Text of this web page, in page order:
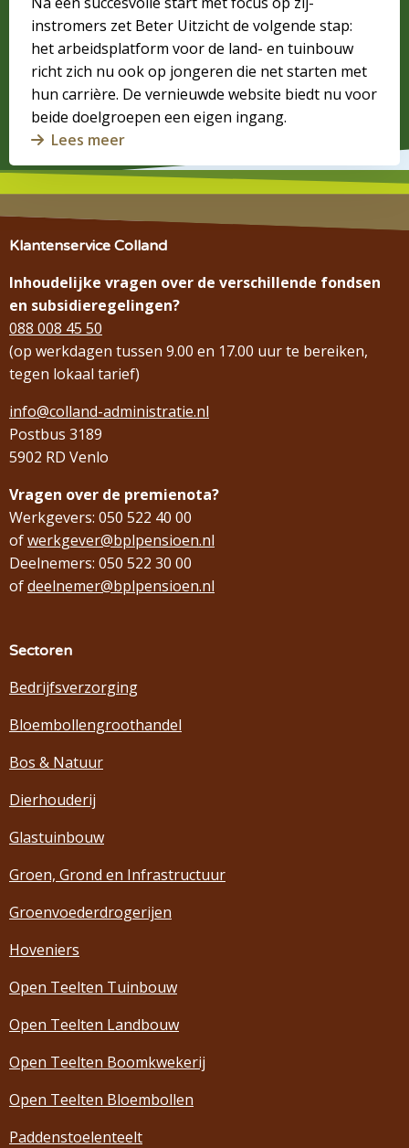
instromers zet Beter Uitzicht de volgende stap:
het arbeidsplatform voor de land- en tuinbouw
richt zich nu ook op jongeren die net starten met
hun carrière. De vernieuwde website biedt nu voor
beide doelgroepen een eigen ingang.
Lees meer
Klantenservice Colland
Inhoudelijke vragen over de verschillende fondsen
en subsidieregelingen?
088 008 45 50
(op werkdagen tussen 9.00 en 17.00 uur te bereiken,
tegen lokaal tarief)
info@colland-administratie.nl
Postbus 3189
5902 RD Venlo
Vragen over de premienota?
Werkgevers: 050 522 40 00
ofwerkgever@bplpensioen.nl
Deelnemers: 050 522 30 00
ofdeelnemer@bplpensioen.nl
Sectoren
Bedrijfsverzorging
Bloembollengroothandel
Bos & Natuur
Dierhouderij
Glastuinbouw
Groen, Grond en Infrastructuur
Groenvoederdrogerijen
Hoveniers
Open Teelten Tuinbouw
Open Teelten Landbouw
Open Teelten Boomkwekerij
Open Teelten Bloembollen
Paddenstoelenteelt